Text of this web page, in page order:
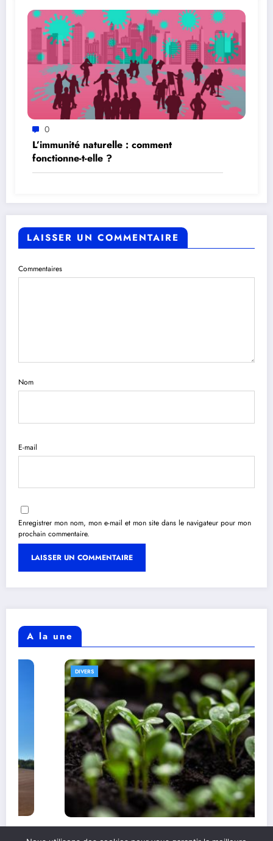
0
L’immunité naturelle : comment
fonctionne-t-elle ?
LAISSER UN COMMENTAIRE
Commentaires
Nom
E-mail
Enregistrer mon nom, mon e-mail et mon site dans le navigateur pour mon
prochain commentaire.
A la une